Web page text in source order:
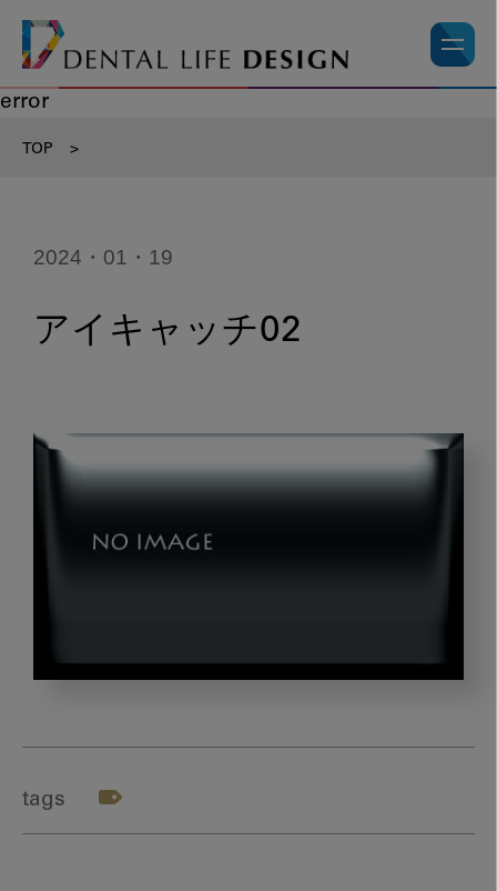
error
TOP >
2024・01・19
アイキャッチ02
キ
ッ
チ
tags